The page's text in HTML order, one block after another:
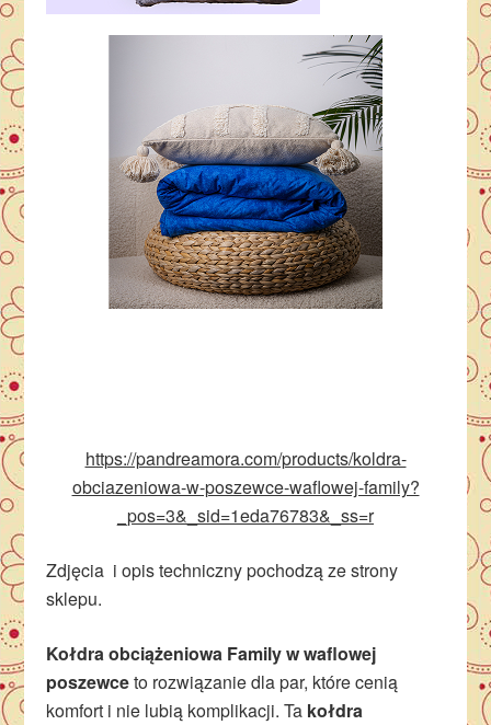
https://pandreamora.com/products/koldra-
obciazeniowa-w-poszewce-waflowej-family?
_pos=3&_sid=1eda76783&_ss=r
Zdjęcia i opis techniczny pochodzą ze strony
sklepu.
Kołdra obciążeniowa Family w waflowej
poszewceto rozwiązanie dla par, które cenią
komfort i nie lubią komplikacji. Ta kołdra